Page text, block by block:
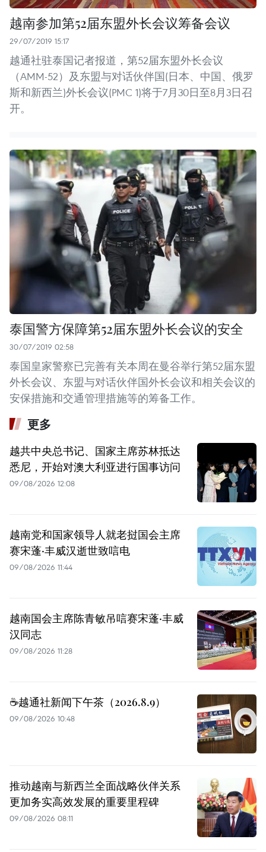
越南参加第52届东盟外长会议筹备会议
29/07/2019 15:17
越通社驻泰国记者报道，第52届东盟外长会议
（AMM-52）及东盟与对话伙伴国(日本、中国、俄罗
斯和新西兰)外长会议(PMC 1)将于7月30日至8月3日召
开。
泰国警方保障第52届东盟外长会议的安全
30/07/2019 02:58
泰国皇家警察已完善有关本周在曼谷举行第52届东盟
外长会议、东盟与对话伙伴国外长会议和相关会议的
安保措施和交通管理措施等的筹备工作。
更多
越共中央总书记、国家主席苏林抵达
悉尼，开始对澳大利亚进行国事访问
09/08/2026 12:08
越南党和国家领导人就老挝国会主席
赛宋蓬·丰威汉逝世致唁电
09/08/2026 11:44
越南国会主席陈青敏吊唁赛宋蓬·丰威
汉同志
09/08/2026 11:28
☕️越通社新闻下午茶（2026.8.9）
09/08/2026 10:48
推动越南与新西兰全面战略伙伴关系
更加务实高效发展的重要里程碑
09/08/2026 08:11